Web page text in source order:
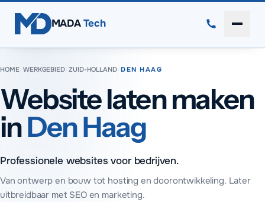
MADA Tech
HOME/WERKGEBIED/ZUID-HOLLAND/DEN HAAG
Website laten maken
inDen Haag
Professionele websites voor bedrijven.
Van ontwerp en bouw tot hosting en doorontwikkeling. Later
uitbreidbaar met SEO en marketing.